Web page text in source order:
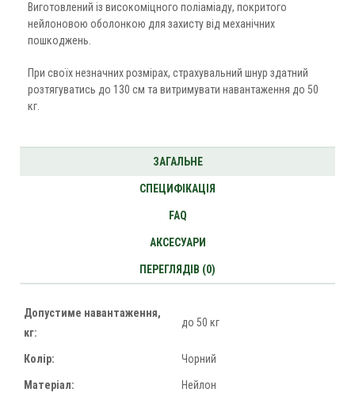
Виготовлений із високоміцного поліаміаду, покритого
нейлоновою оболонкою для захисту від механічних
пошкоджень.
При своїх незначних розмірах, страхувальний шнур здатний
розтягуватись до 130 см та витримувати навантаження до 50
кг.
ЗАГАЛЬНЕ
СПЕЦИФІКАЦІЯ
FAQ
АКСЕСУАРИ
ПЕРЕГЛЯДІВ (0)
Допустиме навантаження,
кг:
до 50 кг
Колір: Чорний
Матеріал: Нейлон